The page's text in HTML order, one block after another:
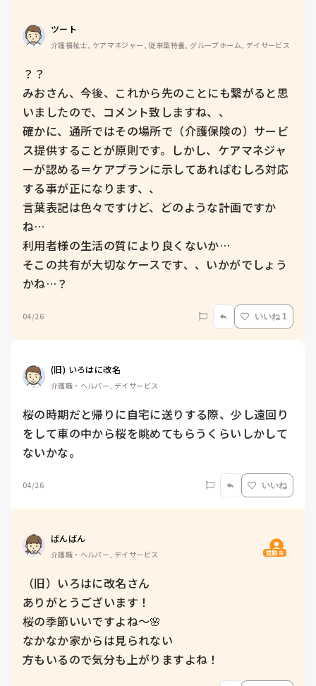
ツート
介護福祉士, ケアマネジャー, 従来型特養, グループホーム, デイサービス
？？
みおさん、今後、これから先のことにも繋がると思
いましたので、コメント致しますね、、
確かに、通所ではその場所で（介護保険の）サービ
ス提供することが原則です。しかし、ケアマネジャ
ーが認める＝ケアプランに示してあればむしろ対応
する事が正になります、、
言葉表記は色々ですけど、どのような計画ですか
ね…
利用者様の生活の質により良くないか…
そこの共有が大切なケースです、、いかがでしょう
かね…？
04/26 いいね 1
(旧) いろはに改名
介護職・ヘルパー, デイサービス
桜の時期だと帰りに自宅に送りする際、少し遠回り
をして車の中から桜を眺めてもらうくらいしかして
ないかな。
04/26 いいね
ばんばん
介護職・ヘルパー, デイサービス 質問主
（旧）いろはに改名さん
ありがとうございます！
桜の季節いいですよね〜🌸
なかなか家からは見られない
方もいるので気分も上がりますよね！